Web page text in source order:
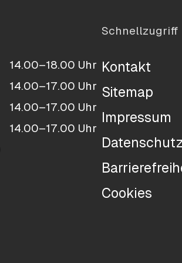
14.00–18.00 Uhr
14.00–17.00 Uhr
14.00–17.00 Uhr
14.00–17.00 Uhr
Schnellzugriff
Kontakt
Sitemap
Impressum
Datenschutz
Cookies